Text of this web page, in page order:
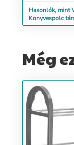
Hasonlók, mint
Könyvespolc
30x100x170cm,
Még